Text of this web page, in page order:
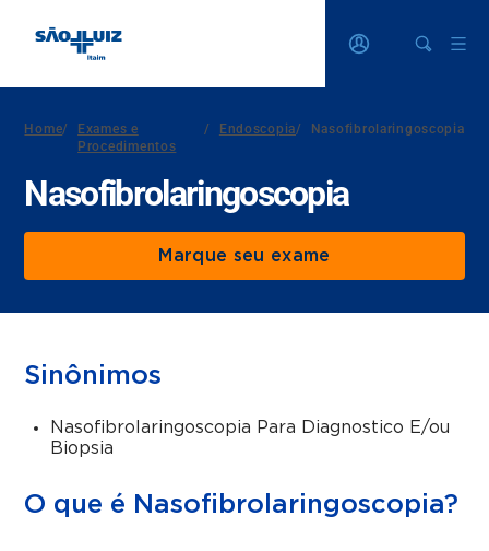
Home/
Exames e
Procedimentos
/ Endoscopia/ Nasofibrolaringoscopia
Nasofibrolaringoscopia
Marque seu exame
Sinônimos
Nasofibrolaringoscopia Para Diagnostico E/ou
Biopsia
O que é Nasofibrolaringoscopia?